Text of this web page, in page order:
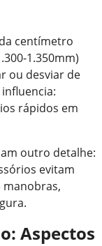
centímetro
1.350mm)
ou desviar de
rápidos em
outro detalhe:
evitam
manobras,
Aspectos